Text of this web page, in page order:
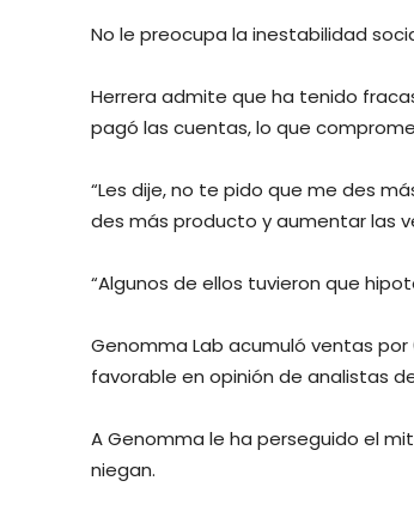
No le preocupa la inestabilidad
Herrera admite que ha tenido
pagó las cuentas, lo que
“Les dije, no te pido que me des
des más producto y aumentar las
“Algunos de ellos tuvieron que
Genomma Lab acumuló ventas
favorable en opinión de analistas de
A Genomma le ha perseguido el
niegan.